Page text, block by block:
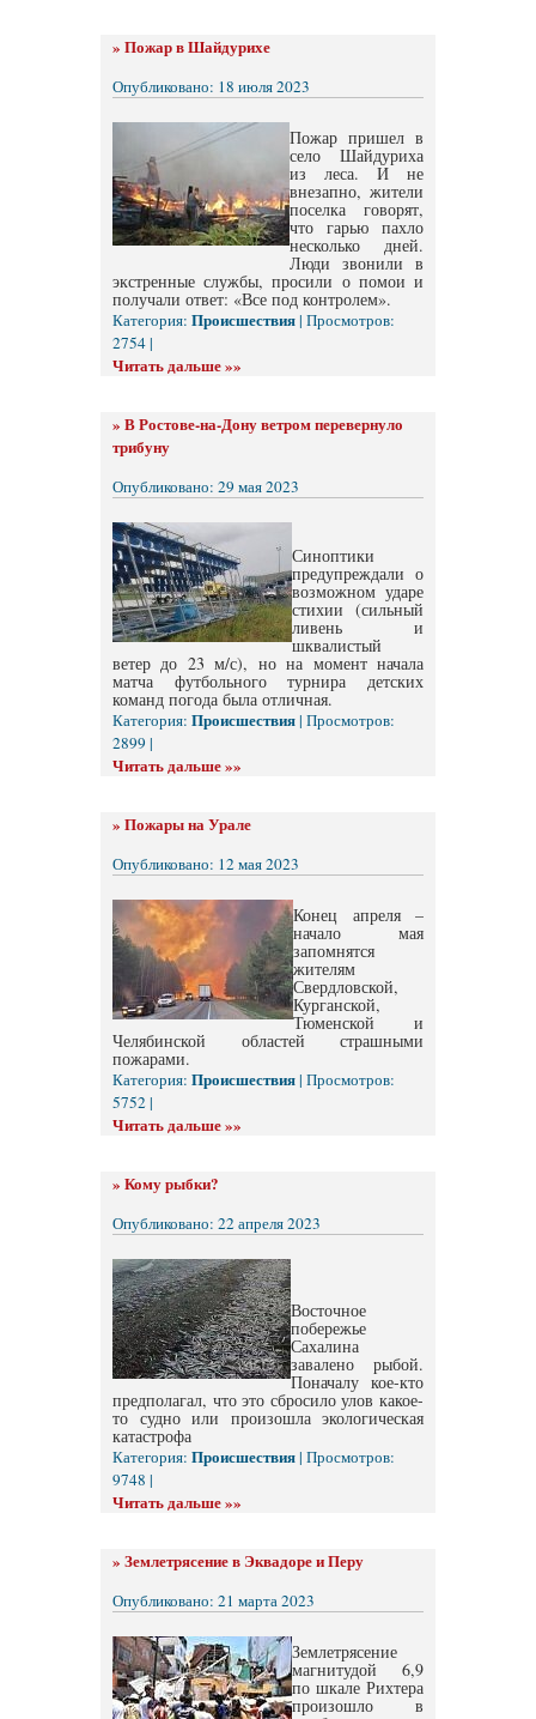
» Пожар в Шайдурихе
Опубликовано: 18 июля 2023
Пожар пришел в
село Шайдуриха
из леса. И не
внезапно, жители
поселка говорят,
что гарью пахло
несколько дней.
Люди звонили в
экстренные службы, просили о помои и
получали ответ: «Все под контролем».
Категория: Происшествия| Просмотров:
2754 |
Читать дальше »»
» В Ростове-на-Дону ветром перевернуло
трибуну
Опубликовано: 29 мая 2023
Синоптики
предупреждали о
возможном ударе
стихии (сильный
ливень и
шквалистый
ветер до 23 м/с), но на момент начала
матча футбольного турнира детских
команд погода была отличная.
Категория: Происшествия| Просмотров:
2899 |
Читать дальше »»
» Пожары на Урале
Опубликовано: 12 мая 2023
Конец апреля –
начало мая
запомнятся
жителям
Свердловской,
Курганской,
Тюменской и
Челябинской областей страшными
пожарами.
Категория: Происшествия| Просмотров:
5752 |
Читать дальше »»
» Кому рыбки?
Опубликовано: 22 апреля 2023
Восточное
побережье
Сахалина
завалено рыбой.
Поначалу кое-кто
предполагал, что это сбросило улов какое-
то судно или произошла экологическая
катастрофа
Категория: Происшествия| Просмотров:
9748 |
Читать дальше »»
» Землетрясение в Эквадоре и Перу
Опубликовано: 21 марта 2023
Землетрясение
магнитудой 6,9
по шкале Рихтера
произошло в